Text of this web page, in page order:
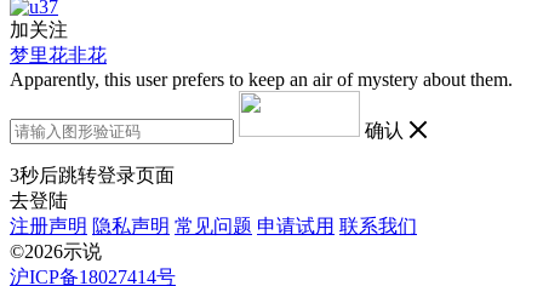
加关注
梦里花非花
Apparently, this user prefers to keep an air of mystery about them.
确认
3秒后跳转登录页面
去登陆
注册声明 隐私声明 常见问题 申请试用 联系我们
©2026示说
沪ICP备18027414号